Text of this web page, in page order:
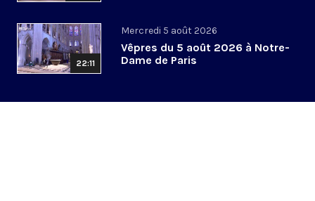
22:11
Mercredi 5 août 2026
Vêpres du 5 août 2026 à Notre-
Dame de Paris